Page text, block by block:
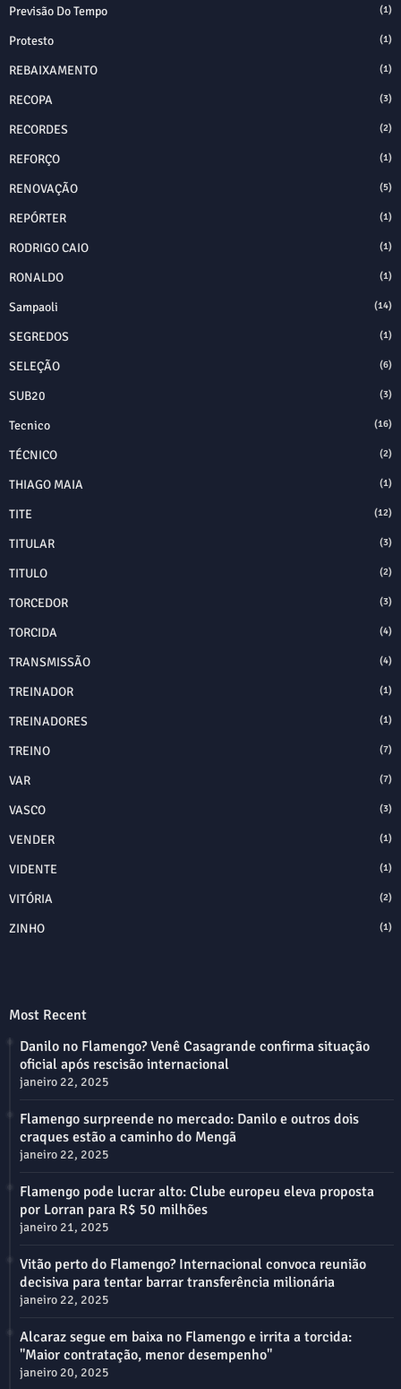
Previsão Do Tempo (1)
Protesto (1)
REBAIXAMENTO (1)
RECOPA (3)
RECORDES (2)
REFORÇO (1)
RENOVAÇÃO (5)
REPÓRTER (1)
RODRIGO CAIO (1)
RONALDO (1)
Sampaoli (14)
SEGREDOS (1)
SELEÇÃO (6)
SUB20 (3)
Tecnico (16)
TÉCNICO (2)
THIAGO MAIA (1)
TITE (12)
TITULAR (3)
TITULO (2)
TORCEDOR (3)
TORCIDA (4)
TRANSMISSÃO (4)
TREINADOR (1)
TREINADORES (1)
TREINO (7)
VAR (7)
VASCO (3)
VENDER (1)
VIDENTE (1)
VITÓRIA (2)
ZINHO (1)
Most Recent
Danilo no Flamengo? Venê Casagrande confirma situação
oficial após rescisão internacional
janeiro 22, 2025
Flamengo surpreende no mercado: Danilo e outros dois
craques estão a caminho do Mengã
janeiro 22, 2025
Flamengo pode lucrar alto: Clube europeu eleva proposta
por Lorran para R$ 50 milhões
janeiro 21, 2025
Vitão perto do Flamengo? Internacional convoca reunião
decisiva para tentar barrar transferência milionária
janeiro 22, 2025
Alcaraz segue em baixa no Flamengo e irrita a torcida:
"Maior contratação, menor desempenho"
janeiro 20, 2025